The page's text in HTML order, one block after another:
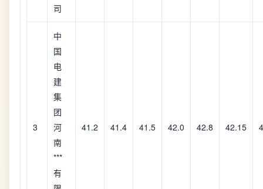
司
3
中
国
电
建
集
团
河
南
***
有
41.2 41.4 41.5 42.0 42.8 42.15